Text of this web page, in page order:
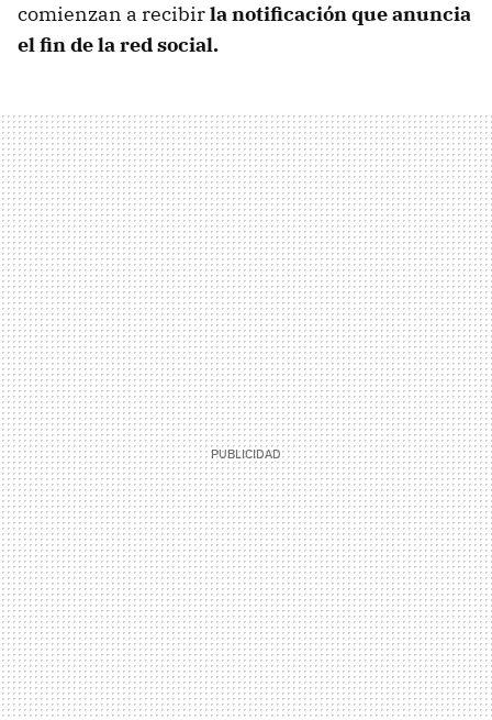
comienzan a recibirla notificación que anuncia
el fin de la red social.